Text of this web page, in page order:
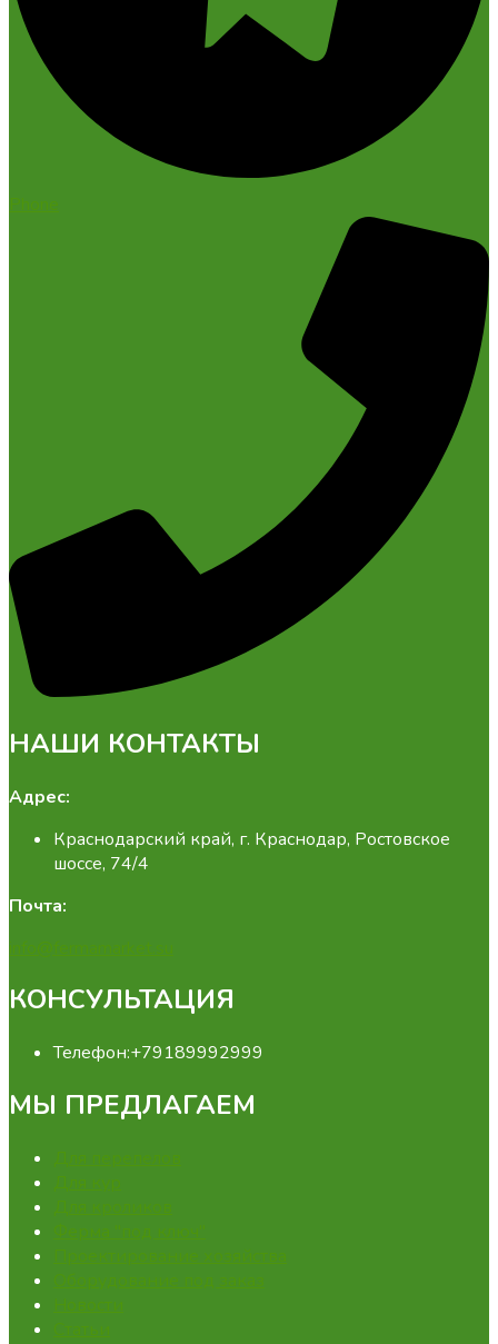
Phone
НАШИ КОНТАКТЫ
Адрес:
Краснодарский край, г. Краснодар, Ростовское
шоссе, 74/4
Почта:
info@fermamarket.su
КОНСУЛЬТАЦИЯ
Телефон:+79189992999
МЫ ПРЕДЛАГАЕМ
Для перепелов
Для кур
Для кроликов
Ферма "под ключ"
Проектирование хозяйства
Оборудование под заказ
Новости
Статьи